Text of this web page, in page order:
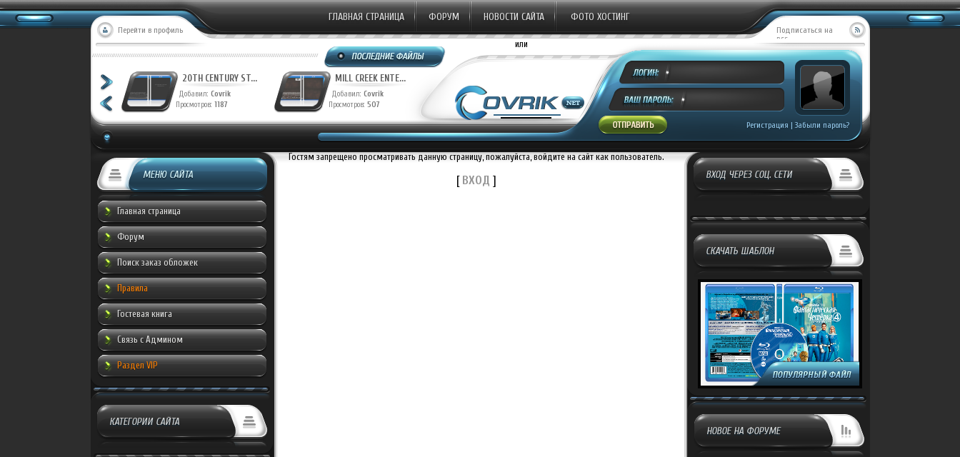
Перейти в профиль
ГЛАВНАЯ СТРАНИЦА ФОРУМ НОВОСТИ САЙТА ФОТО ХОСТИНГ
Подписаться на
RSS
20TH CENTURY ST... 20TH CENTURY ST...
Добавил: Covrik
Просмотров: 1187
MILL CREEK ENTE...
Добавил: Covrik
Просмотров: 507
Регистрация | Забыли пароль?
или
МЕНЮ САЙТА
Главная страница
Форум
Поиск заказ обложек
Правила
Гостевая книга
Связь с Админом
Раздел VIP
КАТЕГОРИИ САЙТА
Гостям запрещено просматривать данную страницу, пожалуйста, войдите на сайт как пользователь.
[ВХОД ] ВХОД ЧЕРЕЗ СОЦ. СЕТИ
СКАЧАТЬ ШАБЛОН
НОВОЕ НА ФОРУМЕ